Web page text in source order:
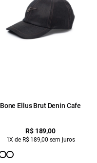
Bone Ellus Brut Denin Cafe
R$ 189,00
1X de R$ 189,00 sem juros